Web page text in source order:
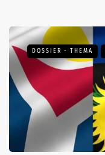
DOSSIER - THEMA